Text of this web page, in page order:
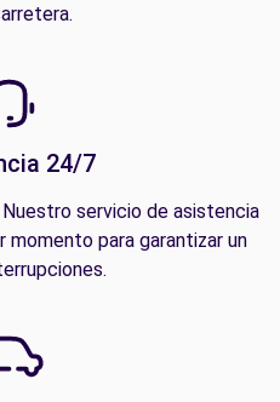
24/7
servicio de asistencia
momento para garantizar un